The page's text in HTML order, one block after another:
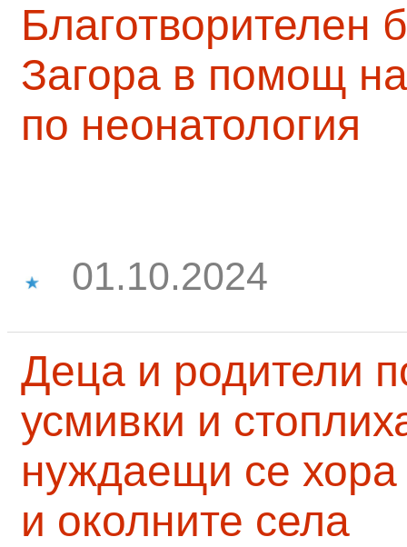
Благотворителен
Загора в помощ
по неонатология
01.10.2024
Деца и родители
усмивки и
нуждаещи се
и околните села